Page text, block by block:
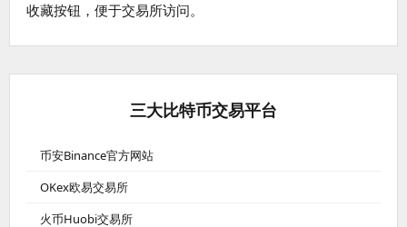
收藏按钮，便于交易所访问。
三大比特币交易平台
币安Binance官方网站
OKex欧易交易所
火币Huobi交易所